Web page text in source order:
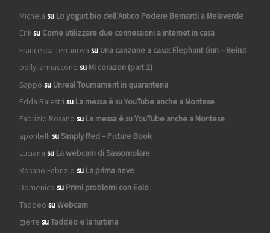
Michela su Lo yogurt bio dell’Antico Podere Bernardi a Melaverde
Eriksu Come utilizzare due connessioni a internet in casa
Francesca Terranova su Una canzone a caso: Elephant Gun – Beirut
polly iannaccone su Mi corazon (part 2)
Sappo su Unreal Tournament in quarantena
Edda Balestri su La messa è su YouTube anche a Montese
Fabrizio Rosano su La messa è su YouTube anche a Montese
apontelli suSimply Red – Picture Book
Luciana su La webcam di Sassomolare
Rosano Fabrizio su La prima neve
Domenico su Primi problemi con Eolo
Taddeo suWebcam
gierre suTaddeo e la turbina